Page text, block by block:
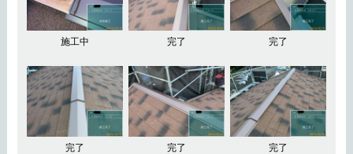
施工中 完了 完了
完了 完了 完了